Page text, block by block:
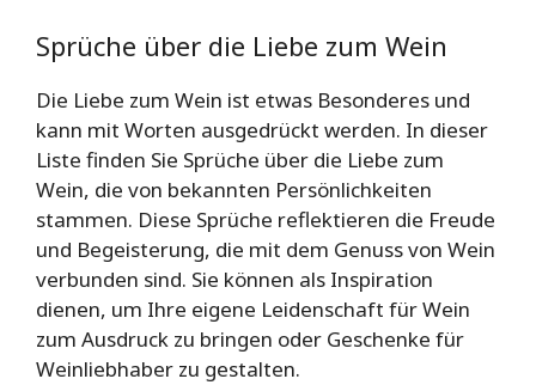
Sprüche über die Liebe zum Wein
Die Liebe zum Wein ist etwas Besonderes und
kann mit Worten ausgedrückt werden. In dieser
Liste finden Sie Sprüche über die Liebe zum
Wein, die von bekannten Persönlichkeiten
stammen. Diese Sprüche reflektieren die Freude
und Begeisterung, die mit dem Genuss von Wein
verbunden sind. Sie können als Inspiration
dienen, um Ihre eigene Leidenschaft für Wein
zum Ausdruck zu bringen oder Geschenke für
Weinliebhaber zu gestalten.